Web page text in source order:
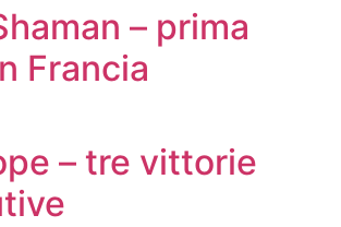
– prima
Francia
– tre vittorie